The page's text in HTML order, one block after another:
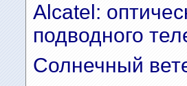
Alcatel:
подводного
Солнечный